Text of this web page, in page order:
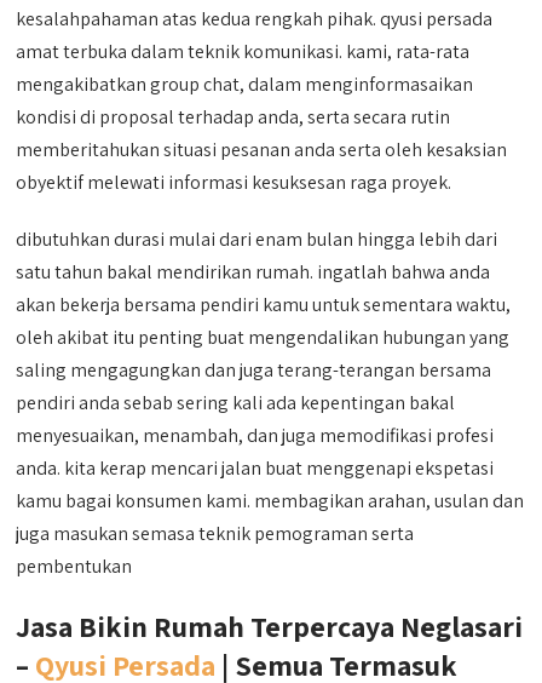
kesalahpahaman atas kedua rengkah pihak. qyusi persada
amat terbuka dalam teknik komunikasi. kami, rata-rata
mengakibatkan group chat, dalam menginformasaikan
kondisi di proposal terhadap anda, serta secara rutin
memberitahukan situasi pesanan anda serta oleh kesaksian
obyektif melewati informasi kesuksesan raga proyek.
dibutuhkan durasi mulai dari enam bulan hingga lebih dari
satu tahun bakal mendirikan rumah. ingatlah bahwa anda
akan bekerja bersama pendiri kamu untuk sementara waktu,
oleh akibat itu penting buat mengendalikan hubungan yang
saling mengagungkan dan juga terang-terangan bersama
pendiri anda sebab sering kali ada kepentingan bakal
menyesuaikan, menambah, dan juga memodifikasi profesi
anda. kita kerap mencari jalan buat menggenapi ekspetasi
kamu bagai konsumen kami. membagikan arahan, usulan dan
juga masukan semasa teknik pemograman serta
pembentukan
Jasa Bikin Rumah Terpercaya Neglasari
– Qyusi Persada | Semua Termasuk